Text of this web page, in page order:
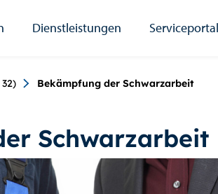
Dienstleistungen Serviceportal
Bekämpfung der Schwarzarbeit
Schwarzarbeit